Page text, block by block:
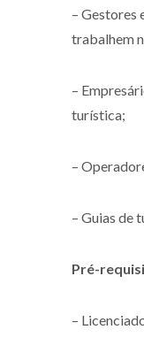
– Gestores
trabalhem
–
turística;
–
– Guias de
Pré-
–